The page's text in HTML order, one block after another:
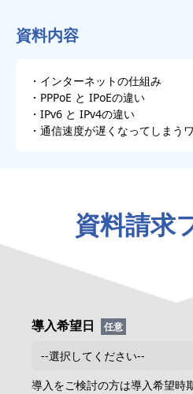
資料内容
・インターネットの仕組み
・PPPoE と IPoEの違い
・IPv6 と IPv4の違い
・通信速度が遅くなってしまう
資料請求
導入希望日 任意
導入をご検討の方は導入希望時